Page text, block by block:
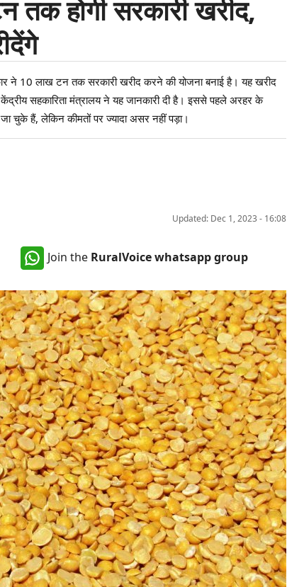
होगी सरकारी खरीद,
ने 10 लाख टन तक सरकारी खरीद करने की योजना बनाई है। यह खरीद
सहकारिता मंत्रालय ने यह जानकारी दी है। इससे पहले अरहर के
चुके हैं, लेकिन कीमतों पर ज्यादा असर नहीं पड़ा।
Updated: Dec 1, 2023 - 16:08
Join the RuralVoice whatsapp group